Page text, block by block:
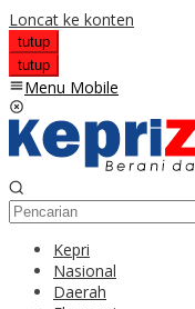
Loncat ke konten
tutup
tutup
Menu Mobile
Kepri
Nasional
Daerah